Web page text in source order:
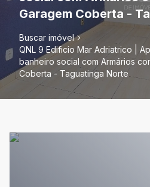
Garagem Coberta -
Buscar imóvel
QNL 9 Edificio Mar Adriatrico |
banheiro social com Armários
Coberta - Taguatinga Norte